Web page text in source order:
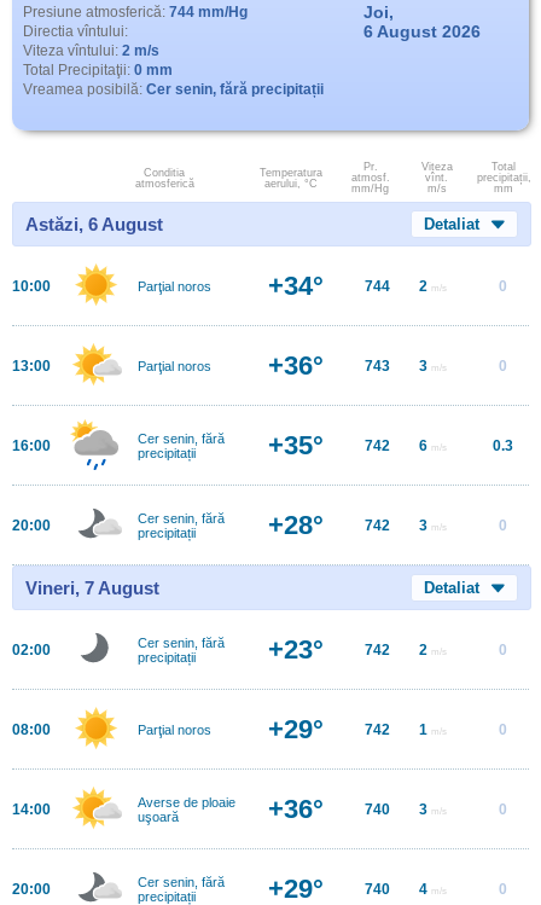
Presiune atmosferică: 744 mm/Hg
Directia vîntului:
Viteza vîntului: 2 m/s
Total Precipitaţii: 0 mm
Vreamea posibilă: Cer senin, fără precipitații
Joi,
6 August 2026
Conditia
atmosferică
Temperatura
aerului, °C
Pr.
atmosf.
mm/Hg
Viteza
vînt.
m/s
Total
precipitații,
mm
Astăzi, 6 August Detaliat
10:00 Parţial noros +34° 744 2 m/s 0
13:00 Parţial noros +36° 743 3 m/s 0
16:00
Cer senin, fără
precipitații
+35° 742 6 m/s 0.3
20:00
Cer senin, fără
precipitații
+28° 742 3 m/s 0
Vineri, 7 August Detaliat
02:00
Cer senin, fără
precipitații
+23° 742 2 m/s 0
08:00 Parţial noros +29° 742 1 m/s 0
14:00
Averse de ploaie
uşoară
+36° 740 3 m/s 0
20:00
Cer senin, fără
precipitații
+29° 740 4 m/s 0